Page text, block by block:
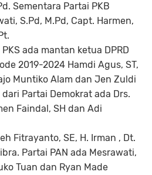
Sementara Partai PKB
S.Pd, M.Pd, Capt. Harmen,
ada mantan ketua DPRD
2019-2024 Hamdi Agus, ST,
Muntiko Alam dan Jen Zuldi
Partai Demokrat ada Drs.
Faindal, SH dan Adi
Fitrayanto, SE, H. Irman , Dt.
Partai PAN ada Mesrawati,
Tuan dan Ryan Made